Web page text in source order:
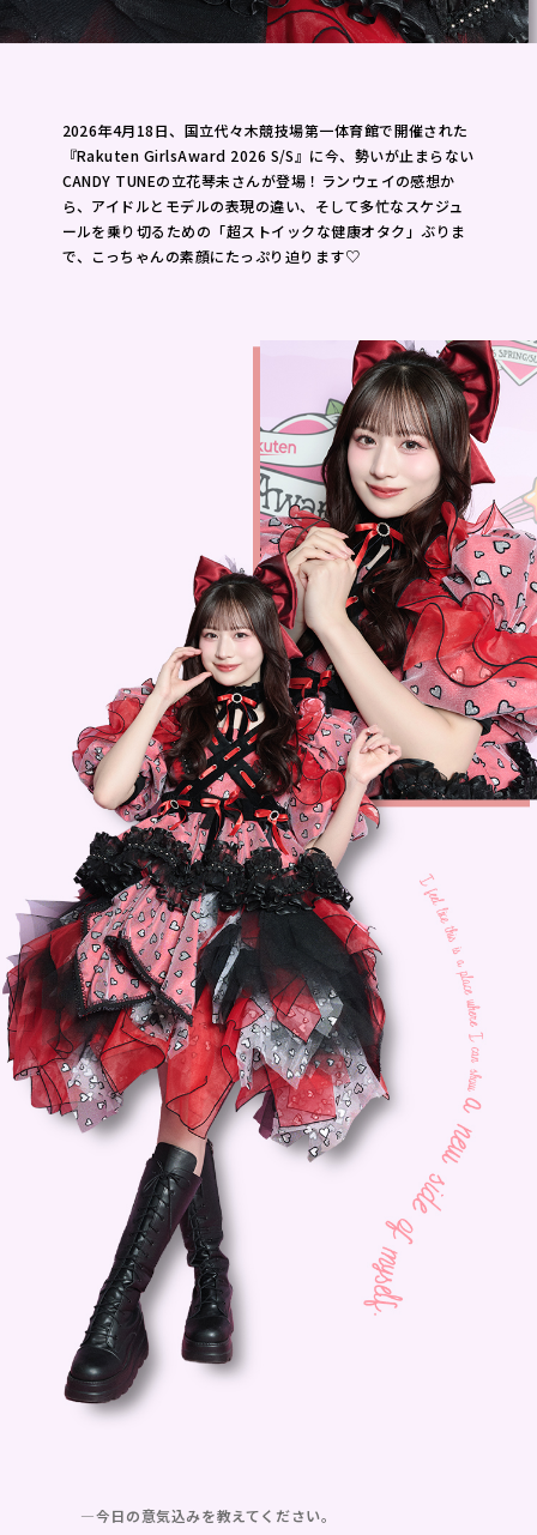
2026年4月18日、国立代々木競技場第一体育館で開催された
『Rakuten GirlsAward 2026 S/S』に今、勢いが止まらない
CANDY TUNEの立花琴未さんが登場！ランウェイの感想か
ら、アイドルとモデルの表現の違い、そして多忙なスケジュ
ールを乗り切るための「超ストイックな健康オタク」ぶりま
で、こっちゃんの素顔にたっぷり迫ります♡
―今日の意気込みを教えてください。